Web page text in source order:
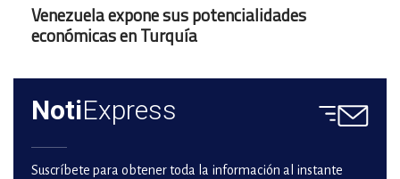
Venezuela expone sus potencialidades
económicas en Turquía
NotiExpress
Suscríbete para obtener toda la información al instante